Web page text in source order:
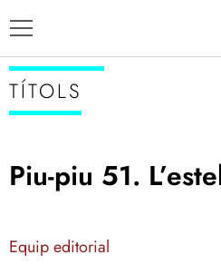
TÍTOLS
ENSENYAMENT CATALÀ
TÍTOLS
Piu-piu 51.
Equip editorial